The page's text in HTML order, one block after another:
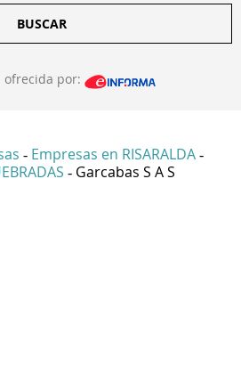
BUSCAR
ofrecida por:
- Empresas en RISARALDA -
- Garcabas S A S